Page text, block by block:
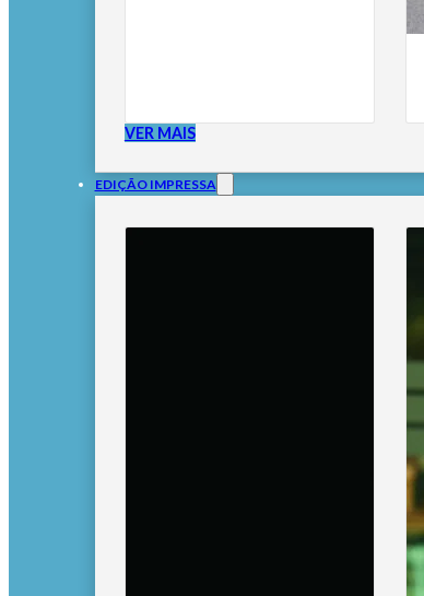
VER MAIS
EDIÇÃO IMPRESSA